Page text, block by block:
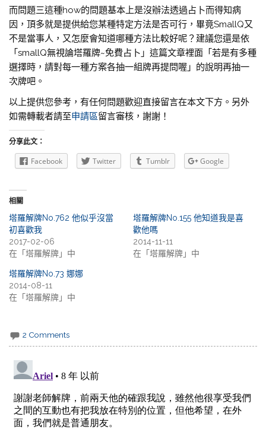
而問題三這種how的問題基本上是沒辦法透過占卜而得知病
因，頂多就是提供給您某種特定方法是否可行，畢竟SmallQ又
不是當事人，又怎麼會知道哪種方法比較好呢？建議您還是依
「smallQ無視論塔羅牌~免費占卜」這篇文章裡面「若是有多種
選擇時，請對每一種方案各抽一組牌再提問喔」的說明再抽一
次牌吧。
以上提供您參考，有任何問題歡迎直接留言在本文下方。另外
如需轉載者請至申請區留言審核，謝謝！
分享此文：
Facebook Twitter Tumblr Google
相關
塔羅解牌No.762 他似乎沒當
初喜歡我
2017-02-06
在「塔羅解牌」中
塔羅解牌No.155 他知道我是喜
歡他嗎
2014-11-11
在「塔羅解牌」中
塔羅解牌No.73 娜娜
2014-08-11
在「塔羅解牌」中
2 Comments